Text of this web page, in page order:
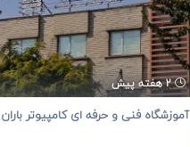
2 هفته پیش
آموزشگاه فنی و حرفه ای کامپیوتر